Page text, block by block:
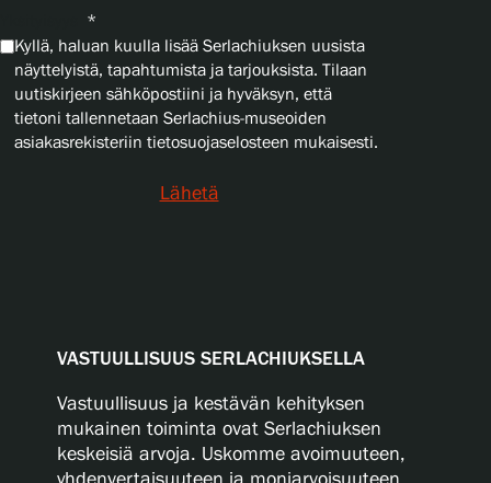
*
Kyllä, haluan kuulla lisää Serlachiuksen uusista
näyttelyistä, tapahtumista ja tarjouksista. Tilaan
uutiskirjeen sähköpostiini ja hyväksyn, että
tietoni tallennetaan Serlachius-museoiden
asiakasrekisteriin tietosuojaselosteen mukaisesti.
Lähetä
VASTUULLISUUS SERLACHIUKSELLA
Vastuullisuus ja kestävän kehityksen
mukainen toiminta ovat Serlachiuksen
keskeisiä arvoja. Uskomme avoimuuteen,